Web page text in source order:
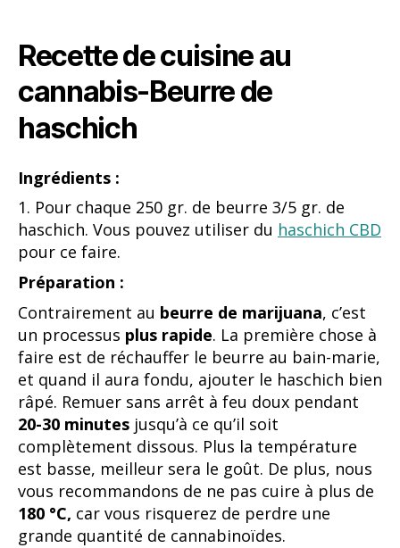
Recette de cuisine au
cannabis-Beurre de
haschich
Ingrédients :
1. Pour chaque 250 gr. de beurre 3/5 gr. de
haschich. Vous pouvez utiliser du haschich CBD
pour ce faire.
Préparation :
Contrairement au beurre de marijuana, c’est
un processus plus rapide. La première chose à
faire est de réchauffer le beurre au bain-marie,
et quand il aura fondu, ajouter le haschich bien
râpé. Remuer sans arrêt à feu doux pendant
20-30 minutes jusqu’à ce qu’il soit
complètement dissous. Plus la température
est basse, meilleur sera le goût. De plus, nous
vous recommandons de ne pas cuire à plus de
180 °C, car vous risquerez de perdre une
grande quantité de cannabinoïdes.